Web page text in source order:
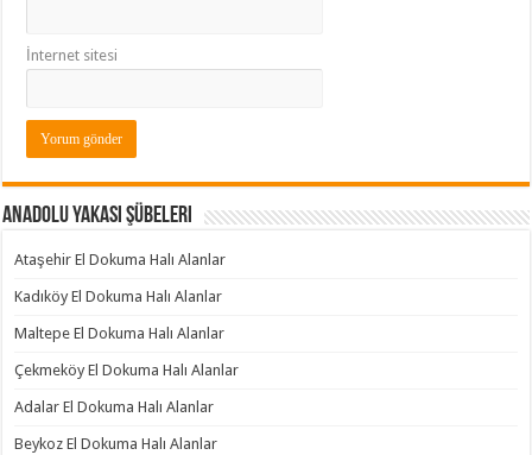
İnternet sitesi
Anadolu Yakası Şübeleri
Ataşehir El Dokuma Halı Alanlar
Kadıköy El Dokuma Halı Alanlar
Maltepe El Dokuma Halı Alanlar
Çekmeköy El Dokuma Halı Alanlar
Adalar El Dokuma Halı Alanlar
Beykoz El Dokuma Halı Alanlar